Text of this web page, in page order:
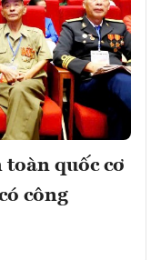
quốc cơ
công